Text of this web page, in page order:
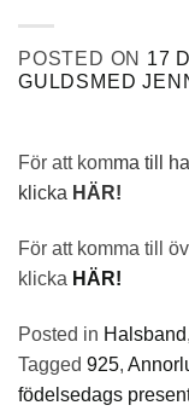
POSTED ON 17
GULDSMED
För att komma till
klicka HÄR!
För att komma till
klicka HÄR!
Posted in Halsband,
Tagged 925,
födelsedags